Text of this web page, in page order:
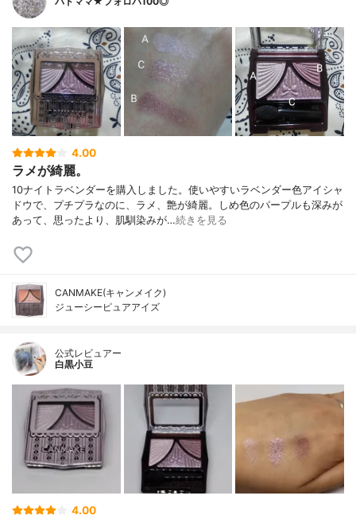
4.00
ラメが綺麗。
10ナイトラベンダーを購入しました。使いやすいラベンダー色アイシャ
ドウで、プチプラなのに、ラメ、艶が綺麗。しめ色のパープルも深みが
あって、思ったより、肌馴染みが…続きを見る
CANMAKE(キャンメイク)
ジューシーピュアアイズ
公式レビュアー
白黒小豆
4.00